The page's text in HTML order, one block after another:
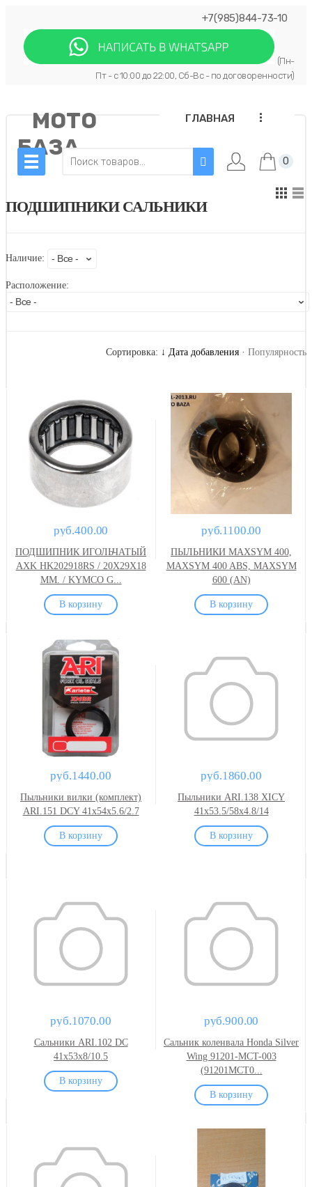
+7(985)844-73-10
(Пн-
Пт - с 10:00 до 22:00, Сб-Вс - по договоренности)
МОТО
БАЗА
ГЛАВНАЯ ...
0
ПОДШИПНИКИ САЛЬНИКИ
Наличие:
Расположение:
Сортировка: ↓ Дата добавления · Популярность
руб.400.00
ПОДШИПНИК ИГОЛЬЧАТЫЙ
AXK HK202918RS / 20X29X18
ММ. / KYMCO G...
руб.1100.00
ПЫЛЬНИКИ MAXSYM 400,
MAXSYM 400 ABS, MAXSYM
600 (AN)
руб.1440.00
Пыльники вилки (комплект)
ARI.151 DCY 41x54x5.6/2.7
руб.1860.00
Пыльники ARI.138 XICY
41x53.5/58x4.8/14
руб.1070.00
Сальники ARI.102 DC
41x53x8/10.5
руб.900.00
Сальник коленвала Honda Silver
Wing 91201-MCT-003
(91201MCT0...